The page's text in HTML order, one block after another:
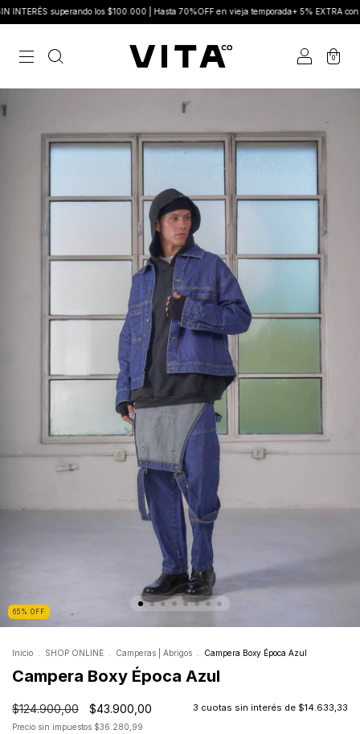
superando los $100.000 | Hasta 70%OFF en vieja temporada+ 5% EXTRA con
0
65 % OFF
Inicio SHOP ONLINE Camperas | Abrigos Campera Boxy Época Azul
Campera Boxy Época Azul
$124.900,00 $43.900,00 3 cuotas sin interés de $14.633,33
Precio sin impuestos $36.280,99